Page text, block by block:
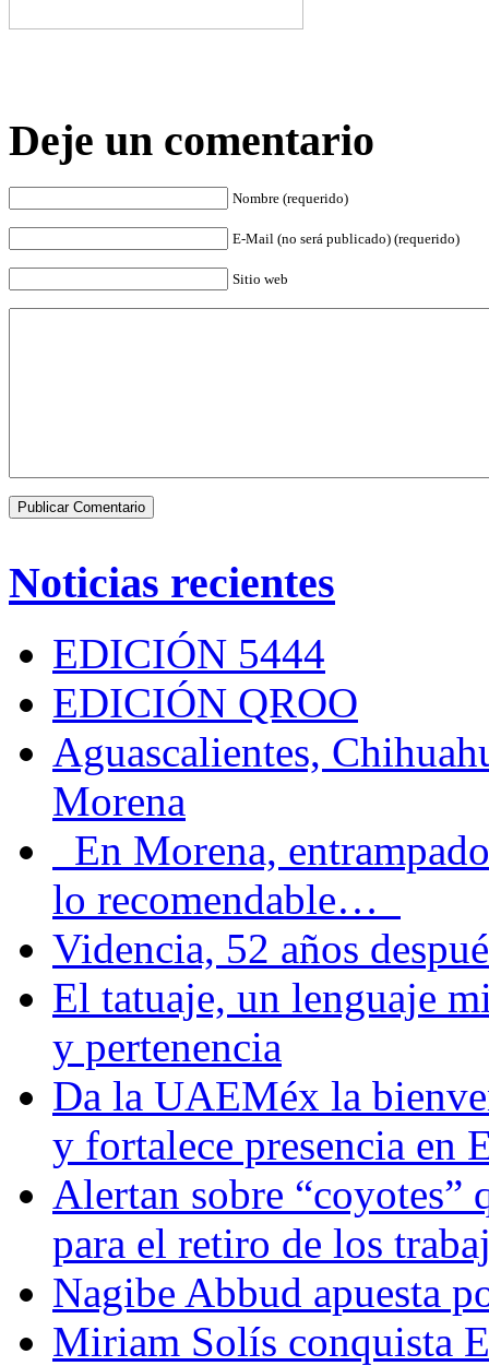
Deje un comentario
Nombre (requerido)
E-Mail (no será publicado) (requerido)
Sitio web
Noticias recientes
EDICIÓN 5444
EDICIÓN QROO
Aguascalientes,
Morena
En Morena,
lo recomendable…
Videncia, 52 años
El tatuaje, un lenguaje
y pertenencia
Da la UAEMéx la
y fortalece presencia en
Alertan sobre “coyotes”
para el retiro de los
Nagibe Abbud apuesta
Miriam Solís conquista